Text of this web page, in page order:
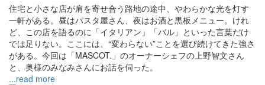
住宅と小さな店が肩を寄せ合う路地の途中、やわらかな光を灯す
一軒がある。昼はパスタ屋さん、夜はお酒と黒板メニュー。けれ
ど、この店を語るのに「イタリアン」「バル」といった言葉だけ
では足りない。ここには、“変わらない”ことを選び続けてきた強さ
がある。今回は「MASCOT.」のオーナーシェフの上野智文さん
と、奥様のみなみさんにお話を伺った。
...read more